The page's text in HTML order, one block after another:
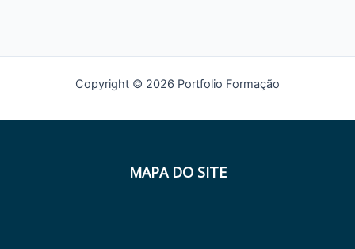
Copyright © 2026 Portfolio Formação
MAPA DO SITE